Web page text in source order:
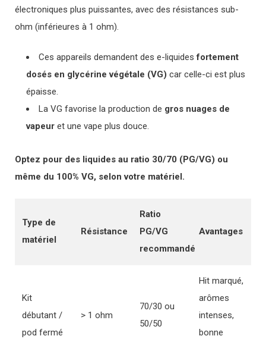
électroniques plus puissantes, avec des résistances sub-
ohm (inférieures à 1 ohm).
Ces appareils demandent des e-liquidesfortement
dosés en glycérine végétale (VG) car celle-ci est plus
épaisse.
La VG favorise la production de gros nuages de
vapeuret une vape plus douce.
Optez pour des liquides au ratio 30/70 (PG/VG) ou
même du 100% VG, selon votre matériel.
Type de
matériel
Résistance
Ratio
PG/VG
recommandé
Avantages
Kit
débutant /
pod fermé
> 1 ohm
70/30 ou
50/50
Hit marqué,
arômes
intenses,
bonne